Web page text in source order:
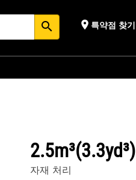
search place 특약점 찾기
2.5m³(3.3yd³)
자재 처리